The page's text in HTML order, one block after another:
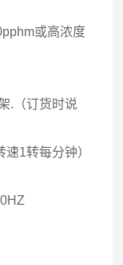
或高浓度
.（订货时说
1转每分钟）